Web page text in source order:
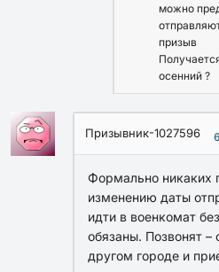
можно
призыв
осенний ?
Призывник-1027596
Формально никаких
изменению даты
идти в военкомат
обязаны. Позвонят –
другом городе и